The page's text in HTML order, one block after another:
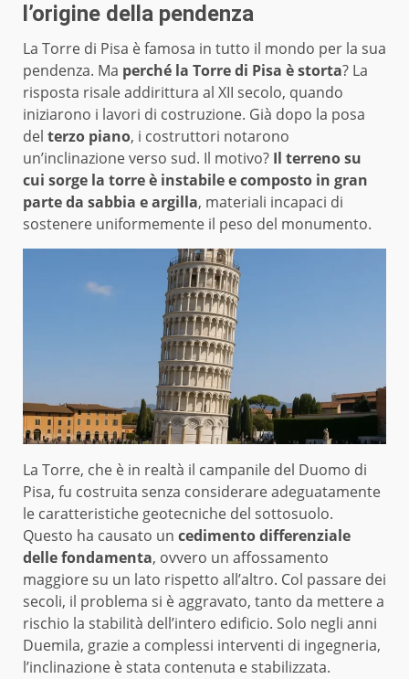
l’origine della pendenza
La Torre di Pisa è famosa in tutto il mondo per la sua
pendenza. Ma perché la Torre di Pisa è storta? La
risposta risale addirittura al XII secolo, quando
iniziarono i lavori di costruzione. Già dopo la posa
del terzo piano, i costruttori notarono
un’inclinazione verso sud. Il motivo? Il terreno su
cui sorge la torre è instabile e composto in gran
parte da sabbia e argilla, materiali incapaci di
sostenere uniformemente il peso del monumento.
La Torre, che è in realtà il campanile del Duomo di
Pisa, fu costruita senza considerare adeguatamente
le caratteristiche geotecniche del sottosuolo.
Questo ha causato un cedimento differenziale
delle fondamenta, ovvero un affossamento
maggiore su un lato rispetto all’altro. Col passare dei
secoli, il problema si è aggravato, tanto da mettere a
rischio la stabilità dell’intero edificio. Solo negli anni
Duemila, grazie a complessi interventi di ingegneria,
l’inclinazione è stata contenuta e stabilizzata.